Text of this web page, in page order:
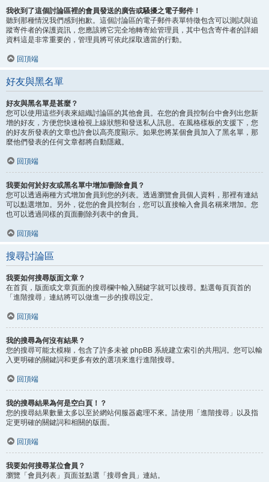
我收到了這個討論區裡的會員發送的廣告或騷擾之電子郵件！
聽到那種情況我們感到抱歉。這個討論區的電子郵件表單特徵包含可以測試與追
蹤寄件者的保護資訊，您應該將它完全地轉寄給管理員，其中包含寄件者的詳細
資料這是非常重要的，管理員將可依此採取適當的行動。
回頂端
好友與黑名單
好友與黑名單是甚麼？
您可以使用這些列表來組織討論區的其他會員。在您的會員控制台中會列出您新
增的好友，方便您快速檢視上線狀態和發送私人訊息。在風格樣板的支援下，您
的好友所發表的文章也許會以高亮度顯示。如果您將某個會員加入了黑名單，那
麼他們發表的任何文章都將自動隱藏。
回頂端
我要如何於好友或黑名單中增加/刪除會員？
您可以透過兩種方式增加會員到您的列表。透過瀏覽會員個人資料，那裡有連結
可以點選增加。另外，從您的會員控制台，您可以直接輸入會員名稱來增加。您
也可以透過同樣的頁面刪除列表中的會員。
回頂端
搜尋討論區
我要如何搜尋版面文章？
在首頁，版面或文章頁面的搜尋欄中輸入關鍵字就可以搜尋。點選每頁頁首的
「進階搜尋」連結將可以做進一步的搜尋設定。
回頂端
我的搜尋為何沒有結果？
您的搜尋可能太模糊，包含了許多未被 phpBB 系統建立索引的共用詞。您可以輸
入更明確的關鍵詞和更多有效的選項來進行進階搜尋。
回頂端
我的搜尋結果為何是空白頁！？
您的搜尋結果數量太多以至於網站伺服器處理不來。請使用「進階搜尋」以及指
定更明確的關鍵詞和相關的版面。
回頂端
我要如何搜尋某位會員？
瀏覽「會員列表」頁面並點選「搜尋會員」連結。